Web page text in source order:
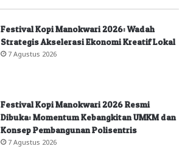
Festival Kopi Manokwari 2026: Wadah
Strategis Akselerasi Ekonomi Kreatif Lokal
7 Agustus 2026
Festival Kopi Manokwari 2026 Resmi
Dibuka: Momentum Kebangkitan UMKM dan
Konsep Pembangunan Polisentris
7 Agustus 2026